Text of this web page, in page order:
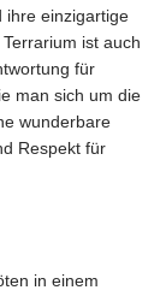
ihre einzigartige
ist auch
für
man sich um die
wunderbare
Respekt für
in einem